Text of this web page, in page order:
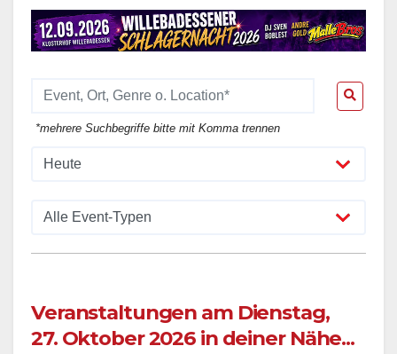
*mehrere Suchbegriffe bitte mit Komma trennen
Veranstaltungen am Dienstag,
27. Oktober 2026 in deiner Nähe...